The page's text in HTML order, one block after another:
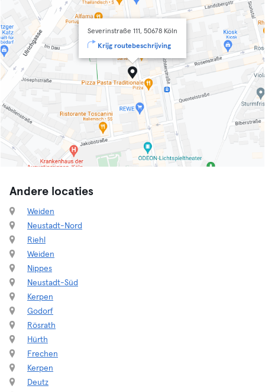
Severinstraße 111, 50678 Köln
Krijg routebeschrijving
Andere locaties
Weiden
Neustadt-Nord
Riehl
Weiden
Nippes
Neustadt-Süd
Kerpen
Godorf
Rösrath
Hürth
Frechen
Kerpen
Deutz